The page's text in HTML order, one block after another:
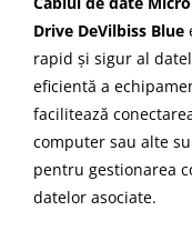
Drive DeVilbiss Blue
rapid și sigur al
eficientă a
facilitează
computer sau alte
pentru gestionarea
datelor asociate.